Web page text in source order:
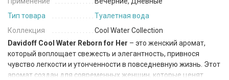
Тип товара
Туалетная вода
Коллекция
Cool Water Collection
Davidoff Cool Water Reborn for Her – это женский аромат,
который воплощает свежесть и элегантность, привнося
чувство легкости и утонченности в повседневную жизнь. Этот
аромат создан для современных женщин, которые ценят